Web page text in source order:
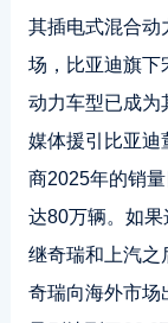
其插电式混合动
场，比亚迪旗下
动力车型已成为
媒体援引比亚迪
商2025年的销
达80万辆。如
继奇瑞和上汽之
奇瑞向海外市场